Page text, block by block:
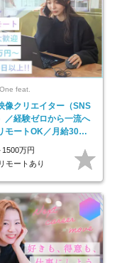
feat.
像クリエイター（SNS
／経験ゼロから一流へ
モートOK／月給30万
休130日以上
1500万円
モートあり